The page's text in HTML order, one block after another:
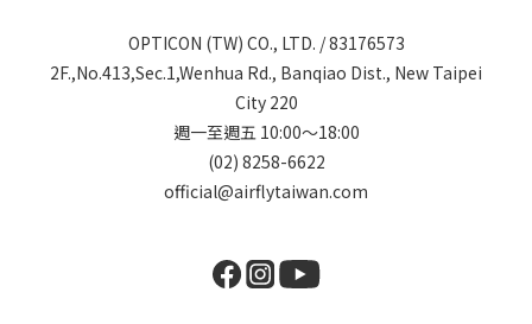
OPTICON (TW) CO., LTD. / 83176573
2F.,No.413,Sec.1,Wenhua Rd., Banqiao Dist., New Taipei
City 220
週一至週五 10:00～18:00
(02) 8258-6622
official@airflytaiwan.com